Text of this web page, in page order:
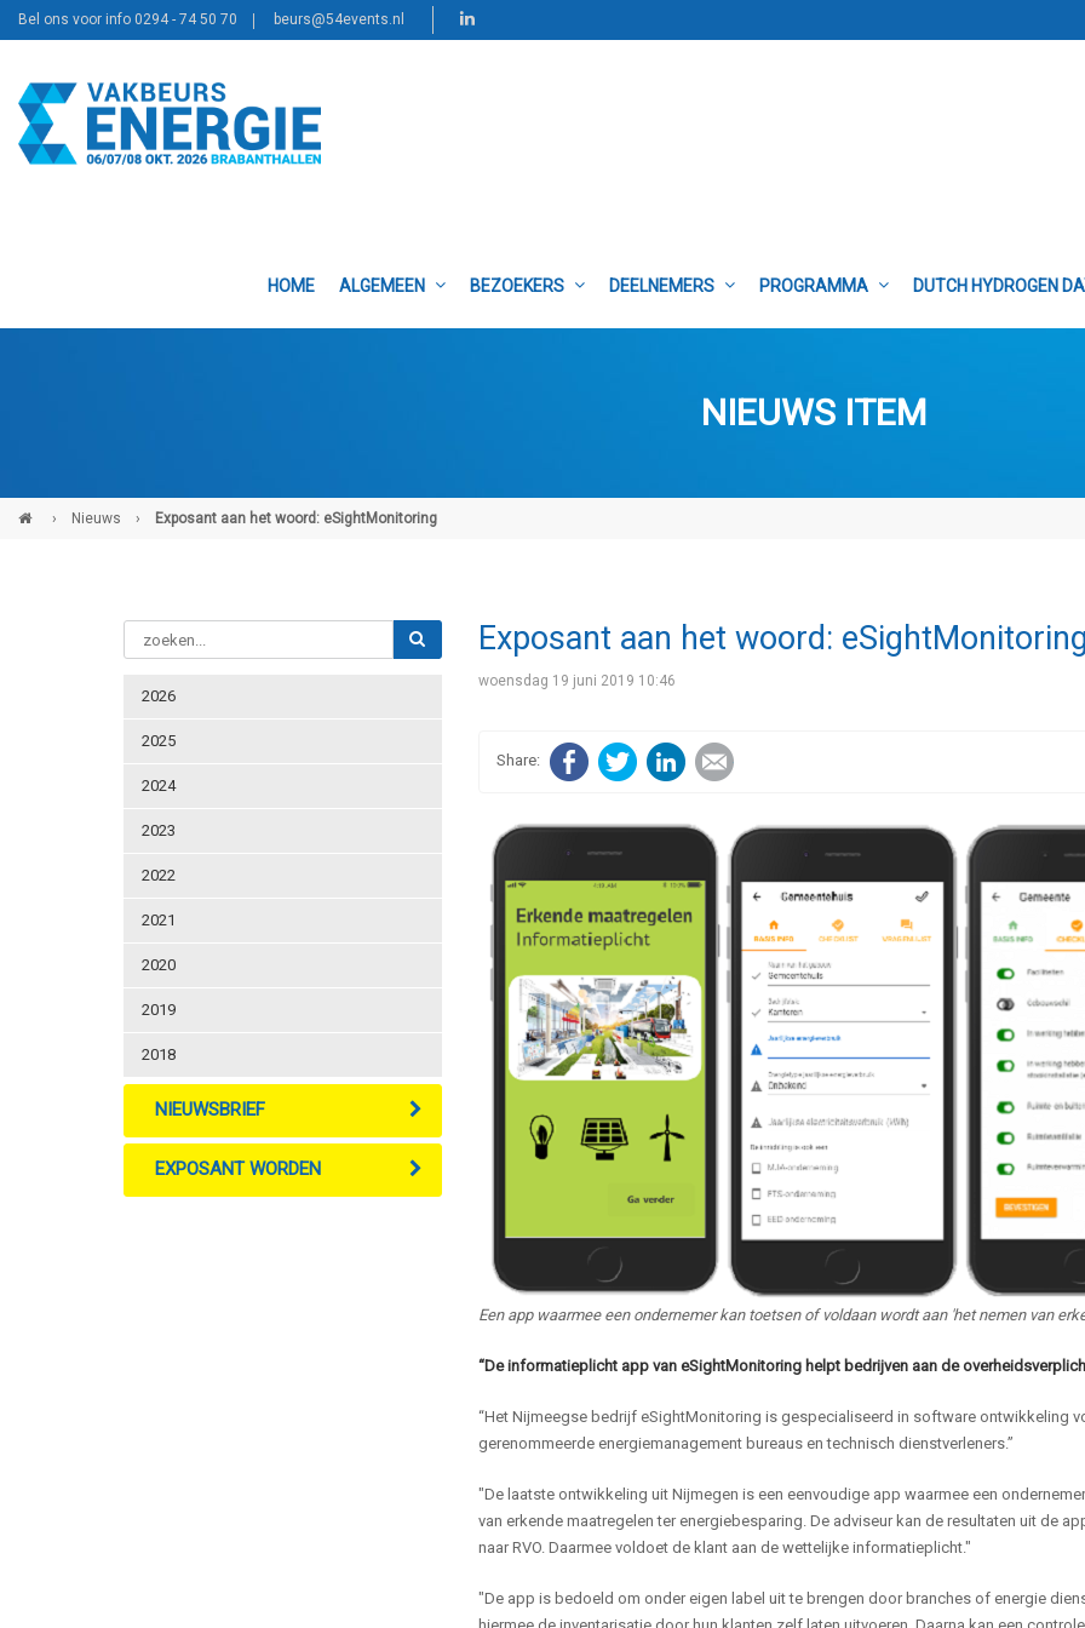
Bel ons voor info 0294 - 74 50 70 beurs@54events.nl
HOME ALGEMEEN BEZOEKERS DEELNEMERS PROGRAMMA DUTCH HYDROGEN
NIEUWS ITEM
› Nieuws › Exposant aan het woord: eSightMonitoring
2026
2025
2024
2023
2022
2021
2020
2019
2018
NIEUWSBRIEF
EXPOSANT WORDEN
Exposant aan het woord:
woensdag 19 juni 2019 10:46
FacebookTwitterLinkedInE-mail
Een app waarmee een ondernemer kan toetsen of voldaan wordt aan 'het nemen van
“De informatieplicht app van eSightMonitoring helpt bedrijven aan de
“Het Nijmeegse bedrijf eSightMonitoring is gespecialiseerd in software ontwikkeling
gerenommeerde energiemanagement bureaus en technisch dienstverleners.”
"De laatste ontwikkeling uit Nijmegen is een eenvoudige app waarmee een
van erkende maatregelen ter energiebesparing. De adviseur kan de resultaten uit de
naar RVO. Daarmee voldoet de klant aan de wettelijke informatieplicht."
"De app is bedoeld om onder eigen label uit te brengen door branches of energie